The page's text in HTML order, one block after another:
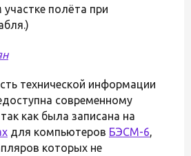
полёта при
технической информации
современному
как была записана на
для компьютеров БЭСМ-6,
которых не